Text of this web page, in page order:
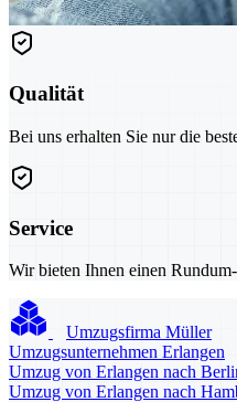
Qualität
Bei uns erhalten Sie nur die
Service
Wir bieten Ihnen einen
Umzugsfirma Müller
Umzugsunternehmen Erlangen
Umzug von Erlangen nach
Umzug von Erlangen nach